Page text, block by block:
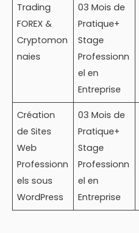
Trading
FOREX &
Cryptomon
naies
03 Mois de
Pratique+
Stage
Professionn
el en
Entreprise
Création
de Sites
Web
Professionn
els sous
WordPress
03 Mois de
Pratique+
Stage
Professionn
el en
Entreprise